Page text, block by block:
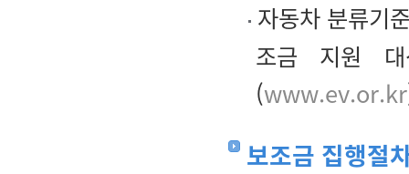
자동차 분류기
조금 지원 대
(www.ev.or.kr
보조금 집행절